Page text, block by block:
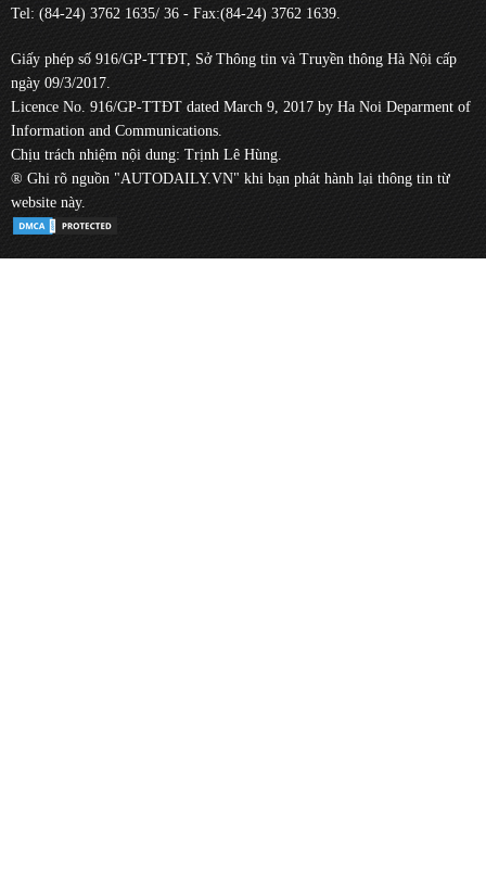
Tel: (84-24) 3762 1635/ 36 - Fax:(84-24) 3762 1639.
Giấy phép số 916/GP-TTĐT, Sở Thông tin và Truyền thông Hà Nội cấp
ngày 09/3/2017.
Licence No. 916/GP-TTĐT dated March 9, 2017 by Ha Noi Deparment of
Information and Communications.
Chịu trách nhiệm nội dung: Trịnh Lê Hùng.
® Ghi rõ nguồn "AUTODAILY.VN" khi bạn phát hành lại thông tin từ
website này.